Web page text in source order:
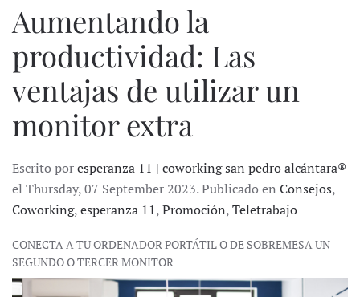
Aumentando la
productividad: Las
ventajas de utilizar un
monitor extra
Escrito poresperanza 11 | coworking san pedro alcántara®
el Thursday, 07 September 2023. Publicado en Consejos,
Coworking,esperanza 11,Promoción,Teletrabajo
CONECTA A TU ORDENADOR PORTÁTIL O DE SOBREMESA UN
SEGUNDO O TERCER MONITOR